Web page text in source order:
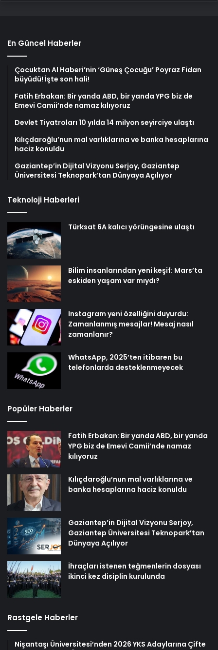
En Güncel Haberler
Çocuktan Al Haberi’nin ‘Güneş Çocuğu’ Poyraz Fidan
büyüdü! İşte son hali!
Fatih Erbakan: Bir yanda ABD, bir yanda YPG biz de
Emevi Camii’nde namaz kılıyoruz
Devlet Tiyatroları 10 yılda 14 milyon seyirciye ulaştı
Kılıçdaroğlu’nun mal varlıklarına ve banka hesaplarına
haciz konuldu
Gaziantep’in Dijital Vizyonu Serjoy, Gaziantep
Üniversitesi Teknopark’tan Dünyaya Açılıyor
Teknoloji Haberleri
Türksat 6A kalıcı yörüngesine ulaştı
Bilim insanlarından yeni keşif: Mars’ta
eskiden yaşam var mıydı?
Instagram yeni özelliğini duyurdu:
Zamanlanmış mesajlar! Mesaj nasıl
zamanlanır?
WhatsApp, 2025’ten itibaren bu
telefonlarda desteklenmeyecek
Popüler Haberler
Fatih Erbakan: Bir yanda ABD, bir yanda
YPG biz de Emevi Camii’nde namaz
kılıyoruz
Kılıçdaroğlu’nun mal varlıklarına ve
banka hesaplarına haciz konuldu
Gaziantep’in Dijital Vizyonu Serjoy,
Gaziantep Üniversitesi Teknopark’tan
Dünyaya Açılıyor
İhraçları istenen teğmenlerin dosyası
ikinci kez disiplin kurulunda
Rastgele Haberler
Nişantaşı Üniversitesi’nden 2026 YKS Adaylarına Çifte